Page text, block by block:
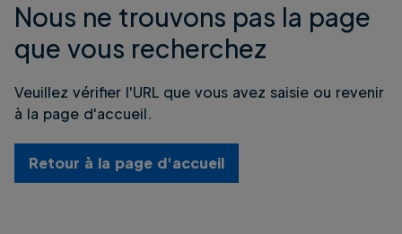
Nous ne trouvons pas la page
que vous recherchez
Veuillez vérifier l'URL que vous avez saisie ou revenir
à la page d'accueil.
Retour à la page d'accueil